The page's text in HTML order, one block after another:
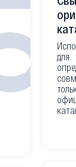
для